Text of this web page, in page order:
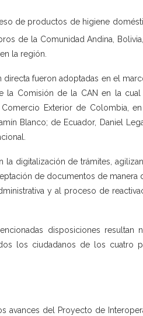
de productos de higiene
de la Comunidad Andina,
la región.
directa fueron adoptadas en el
la Comisión de la CAN en la
Exterior de Colombia,
Blanco; de Ecuador, Daniel
la digitalización de trámites,
de documentos de
y al proceso de
disposiciones resultan
los ciudadanos de los cuatro
avances del Proyecto de